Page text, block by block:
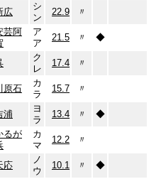
広
シ
ン
22.9 〃
芸阿
ア
ア
21.5 〃 ◆
ク
レ
17.4 〃
原石
カ
ラ
15.7 〃
浦
ヨ
ラ
13.4 〃
◆
るが
カ
マ
12.2 〃
応
ノ
ウ
10.1 〃
◆